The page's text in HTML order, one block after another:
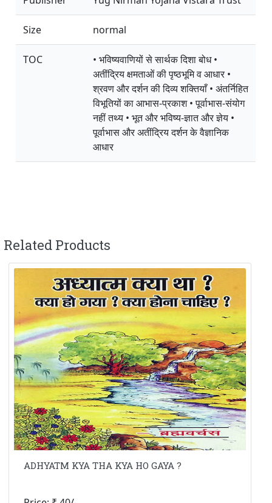
Size normal
TOC
• भविष्यवाणियों से सार्थक दिशा बोध •
अतींद्रिय क्षमताओं की पृष्ठभूमि व आधार •
श्रवण और दर्शन की दिव्य शक्तियाँ • अंतर्निहित
विभूतियों का आभास-प्रकाश • पूर्वाभास-संयोग
नहीं तथ्य • भूत और भविष्य-ज्ञात और ज्ञेय •
पूर्वाभास और अतींद्रिय दर्शन के वैज्ञानिक
आधार
Related Products
ADHYATM KYA THA KYA HO GAYA ?